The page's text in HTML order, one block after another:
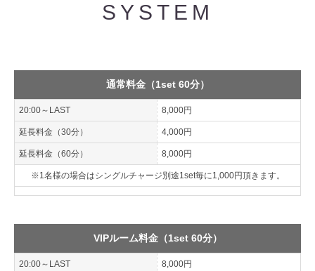
SYSTEM
通常料金（1set 60分）
20:00～LAST 8,000円
延長料金（30分） 4,000円
延長料金（60分） 8,000円
※1名様の場合はシングルチャージ別途1set毎に1,000円頂きます。
VIPルーム料金（1set 60分）
20:00～LAST 8,000円